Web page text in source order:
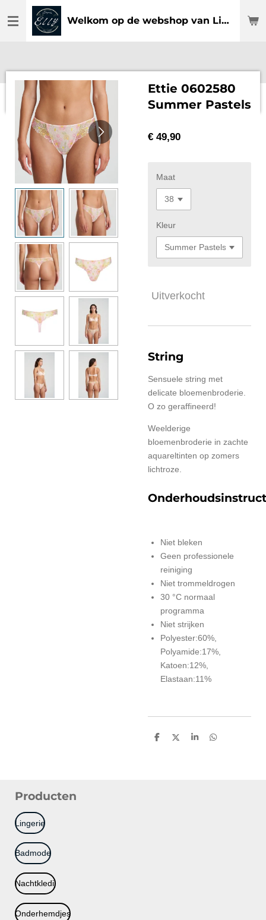
direct
Welkom op de webshop van Lingerie Elly
Ettie 0602580
Summer Pastels
€ 49,90
Maat
Kleur
Uitverkocht
String
Sensuele string met
delicate bloemenbroderie.
O zo geraffineerd!
Weelderige
bloemenbroderie in zachte
aquareltinten op zomers
lichtroze.
Niet bleken
Geen professionele
reiniging
Niet trommeldrogen
30 °C normaal
programma
Niet strijken
Polyester:60%,
Polyamide:17%,
Katoen:12%,
Elastaan:11%
D
D
S
D
Producten
Lingerie
Badmode
Nachtkledij
Onderhemdjes